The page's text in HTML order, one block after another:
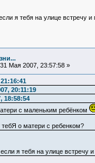
я тебя на улице встречу и
31 Мая 2007, 23:57:58 »
20:11:19
18:58:54
с маленьким ребёнком
о матери с ребенком?
я тебя на улице встречу